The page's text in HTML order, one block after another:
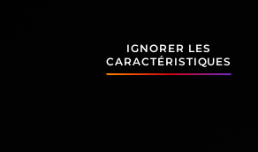
IGNORER LES
CARACTÉRISTIQUES